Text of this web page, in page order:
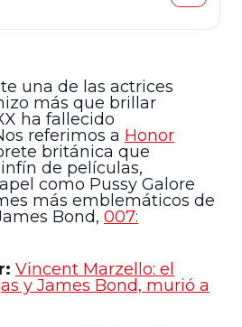
una de las actrices
más que brillar
ha fallecido
referimos a Honor
británica que
de películas,
como Pussy Galore
más emblemáticos de
Bond, 007:
Vincent Marzello: el
y James Bond, murió a